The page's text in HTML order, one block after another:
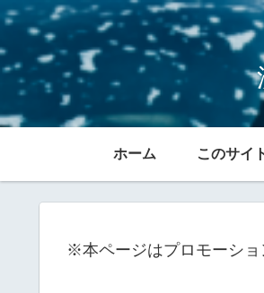
ホーム このサイ
※本ページはプロモーショ